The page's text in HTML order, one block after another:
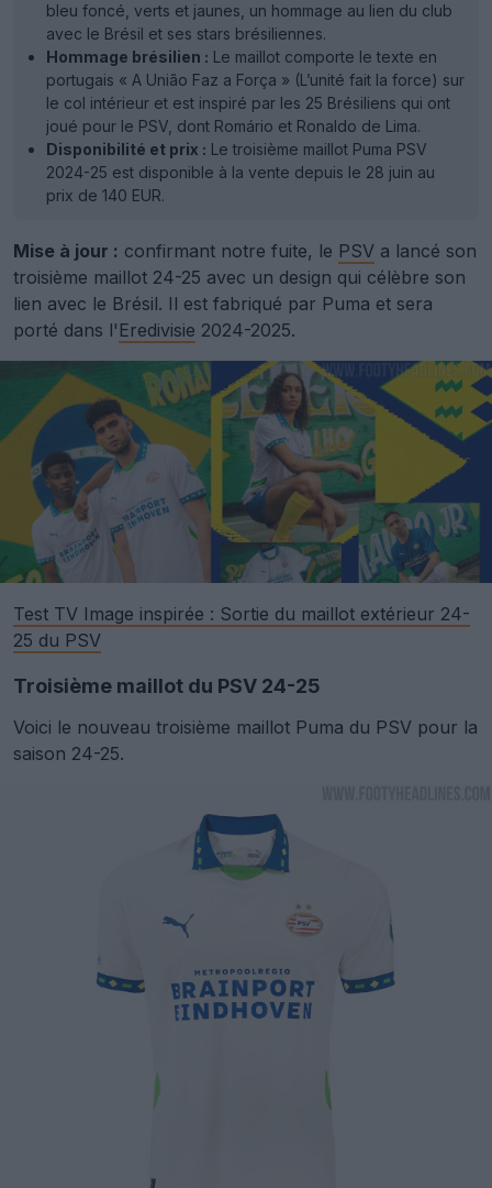
bleu foncé, verts et jaunes, un hommage au lien du club
avec le Brésil et ses stars brésiliennes.
Hommage brésilien : Le maillot comporte le texte en
portugais « A União Faz a Força » (L’unité fait la force) sur
le col intérieur et est inspiré par les 25 Brésiliens qui ont
joué pour le PSV, dont Romário et Ronaldo de Lima.
Disponibilité et prix : Le troisième maillot Puma PSV
2024-25 est disponible à la vente depuis le 28 juin au
prix de 140 EUR.
Mise à jour : confirmant notre fuite, le PSV a lancé son
troisième maillot 24-25 avec un design qui célèbre son
lien avec le Brésil. Il est fabriqué par Puma et sera
porté dans l' Eredivisie 2024-2025.
Test TV Image inspirée : Sortie du maillot extérieur 24-
25 du PSV
Troisième maillot du PSV 24-25
Voici le nouveau troisième maillot Puma du PSV pour la
saison 24-25.